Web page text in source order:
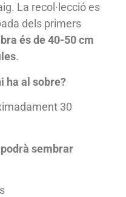
La recol·lecció es
dels primers
és de 40-50 cm
.
ha al sobre?
30
sembrar